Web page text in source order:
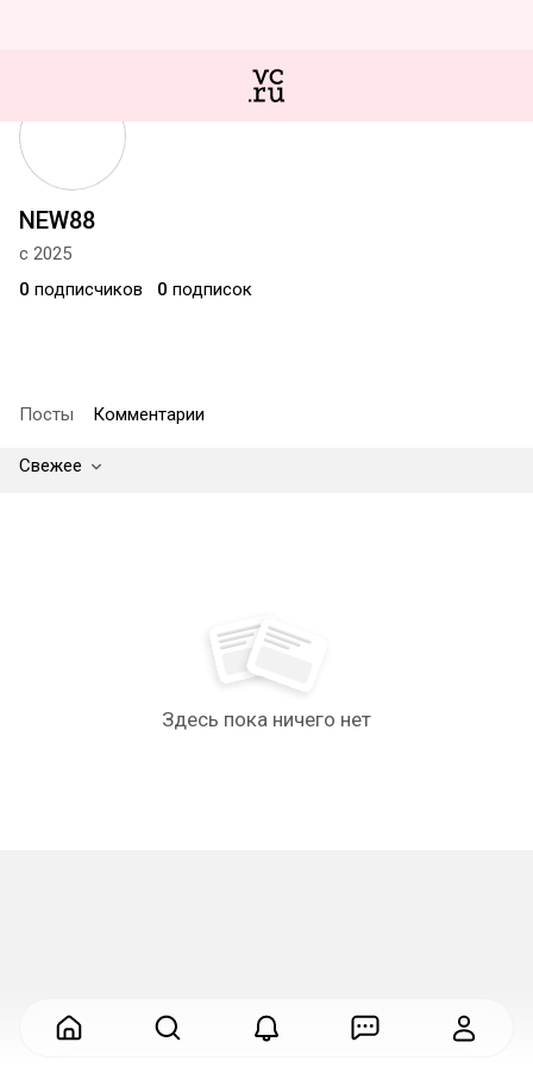
NEW88
с 2025
0 подписчиков 0 подписок
Посты Комментарии
Свежее
Здесь пока ничего нет